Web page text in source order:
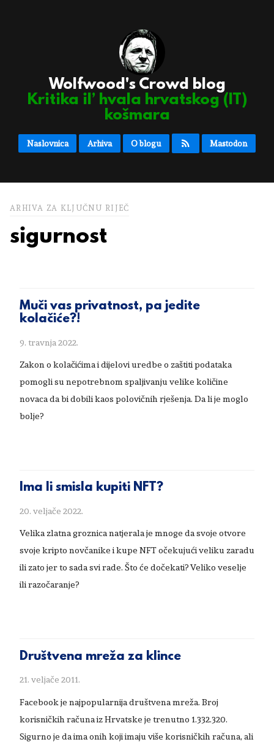
Wolfwood's Crowd blog
Kritika il’ hvala hrvatskog (IT)
košmara
Naslovnica Arhiva O blogu Mastodon
ARHIVA ZA KLJUČNU RIJEČ
sigurnost
Muči vas privatnost, pa jedite
kolačiće?!
9. travnja 2022.
Zakon o kolačićima i dijelovi uredbe o zaštiti podataka
pomogli su nepotrebnom spaljivanju velike količine
novaca da bi dobili kaos polovičnih rješenja. Da li je moglo
bolje?
Ima li smisla kupiti NFT?
20. veljače 2022.
Velika zlatna groznica natjerala je mnoge da svoje otvore
svoje kripto novčanike i kupe NFT očekujući veliku zaradu
ili zato jer to sada svi rade. Što će dočekati? Veliko veselje
ili razočaranje?
Društvena mreža za klince
21. veljače 2011.
Facebook je najpopularnija društvena mreža. Broj
korisničkih računa iz Hrvatske je trenutno 1.332.320.
Sigurno je da ima onih koji imaju više korisničkih računa, ali